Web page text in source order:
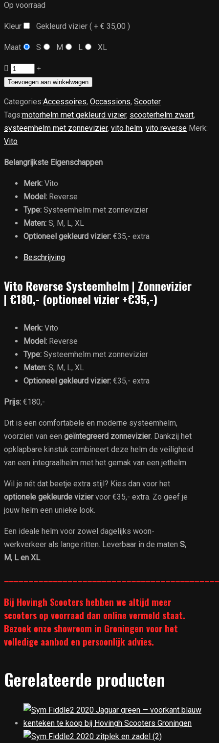
Op voorraad
Kleur Gekleurd vizier ( + € 35,00 )
Maat S M L XL
Vito
Reverse
aantal
Toevoegen aan winkelwagen
Categories:Accessoires, Occassions, Scooter
Tags:motorhelm met gekleurd vizier, scooterhelm zwart,
systeemhelm met zonnevizier, vito helm, vito reverse Merk:
Vito
Belangrijkste Eigenschappen
Merk: Vito
Model: Reverse
Type: Systeemhelm met zonnevizier
Maten: S, M, L, XL
Optioneel gekleurd vizier: €35,- extra
Beschrijving
Vito Reverse Systeemhelm | Zonnevizier
| €180,- (optioneel vizier +€35,-)
Merk: Vito
Model: Reverse
Type: Systeemhelm met zonnevizier
Maten: S, M, L, XL
Optioneel gekleurd vizier: €35,- extra
Prijs: €180,-
Dit is een comfortabele en moderne systeemhelm,
voorzien van een geïntegreerd zonnevizier. Dankzij het
opklapbare kinstuk combineert deze helm de veiligheid
van een integraalhelm met het gemak van een jethelm.
Wil je nét dat beetje extra stijl? Kies dan voor het
optionele gekleurde viziervoor €35,- extra. Zo geef je
jouw helm een unieke look.
Een ideale helm voor zowel dagelijks woon-
werkverkeer als lange ritten. Leverbaar in de maten S,
M, L en XL.
Bij Hovingh Scooters hebben we altijd meer
scooters op voorraad dan online vermeld staat.
Bezoek onze showroom in Groningen voor het
volledige aanbod en persoonlijk advies.
Gerelateerde producten